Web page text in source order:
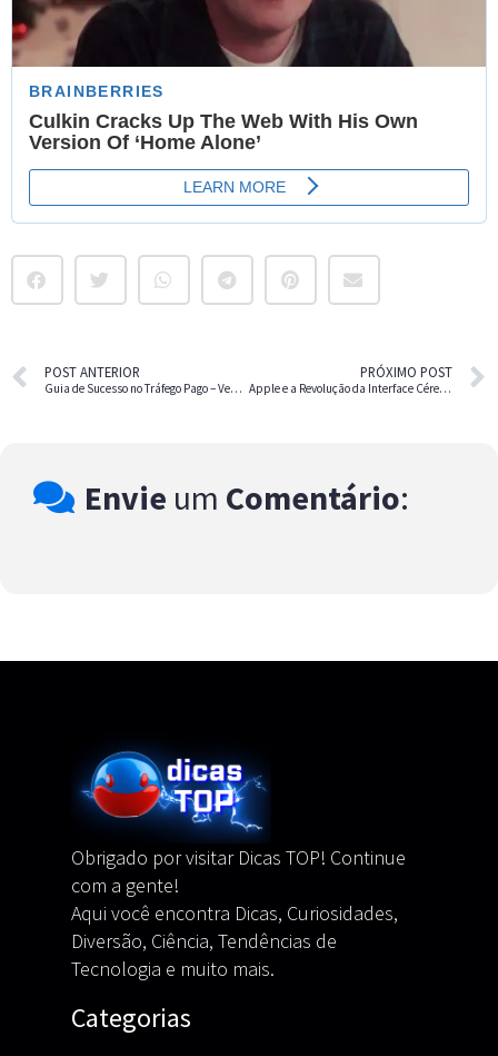
POST ANTERIOR
Guia de Sucesso no Tráfego Pago – Vença com Meta, Google, Pinterest e LinkedIn
PRÓXIMO POST
Apple e a Revolução da Interface Cérebro-Computador – O Futuro Está Chegando
Envie um Comentário:
Obrigado por visitar Dicas TOP! Continue
com a gente!
Aqui você encontra Dicas, Curiosidades,
Diversão, Ciência, Tendências de
Tecnologia e muito mais.
Categorias